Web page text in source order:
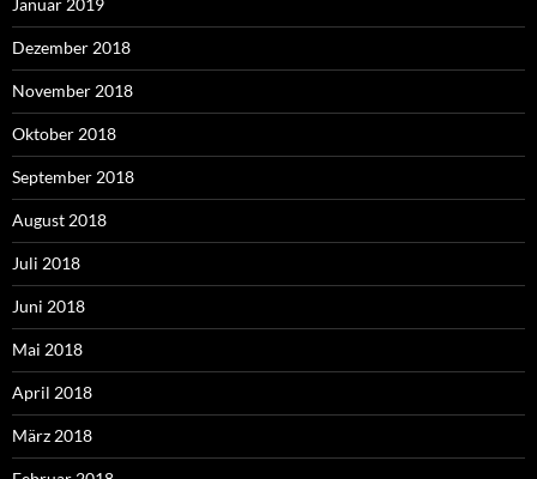
Januar 2019
Dezember 2018
November 2018
Oktober 2018
September 2018
August 2018
Juli 2018
Juni 2018
Mai 2018
April 2018
März 2018